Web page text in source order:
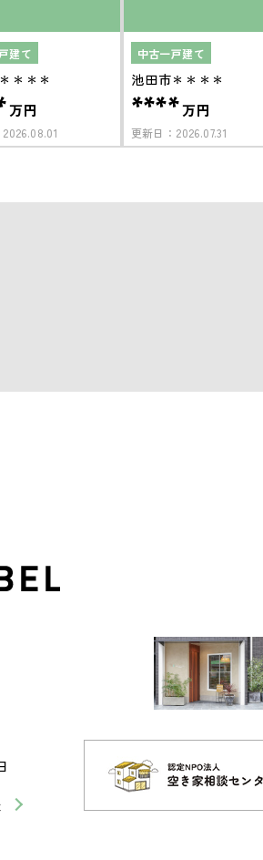
建て
＊＊＊
万円
2026.08.01
中古一戸建て
池田市＊＊＊＊
****万円
更新日： 2026.07.31